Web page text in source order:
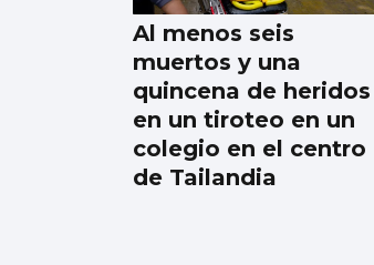
Al menos seis
muertos y una
quincena de heridos
en un tiroteo en un
colegio en el centro
de Tailandia